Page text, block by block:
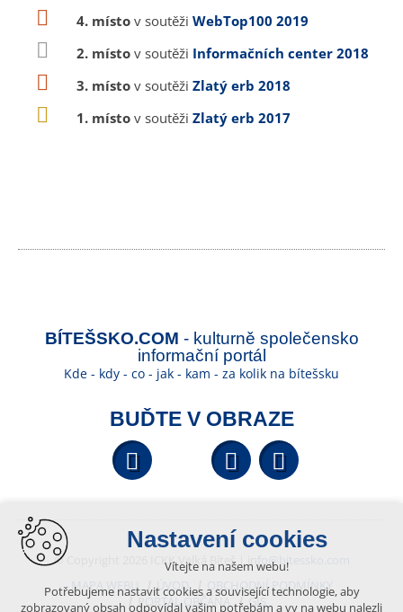
4. místo v soutěži WebTop100 2019
2. místo v soutěži Informačních center 2018
3. místo v soutěži Zlatý erb 2018
1. místo v soutěži Zlatý erb 2017
BÍTEŠSKO.COM - kulturně společensko
informační portál
Kde - kdy - co - jak - kam - za kolik na bítešsku
BUĎTE V OBRAZE
Facebook YouTube
© Copyright 2026 ICKK Velká Bíteš |
info@bitessko.com
MAPA WEBU
ÚVOD
OBCHODNÍ PODMÍNKY
PORTÁL OBČANA
GIS
Nastavení cookies
Vítejte na našem webu!
Potřebujeme nastavit cookies a související technologie, aby
zobrazovaný obsah odpovídal vašim potřebám a vy na webu nalezli